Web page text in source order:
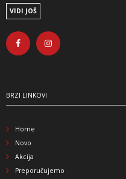
VIDI JOŠ
BRZI LINKOVI
Home
Novo
Akcija
Preporučujemo